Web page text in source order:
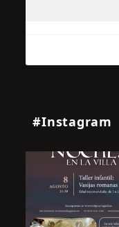
#Instagram